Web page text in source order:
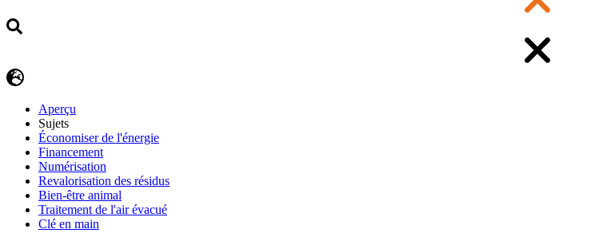
Aperçu
Sujets
Économiser de l'énergie
Financement
Numérisation
Revalorisation des résidus
Bien-être animal
Traitement de l'air évacué
Clé en main